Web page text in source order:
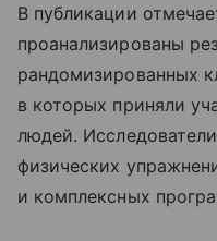
В публикации
проанализированы
рандомизированных
в которых приняли
людей.
физических
и комплексных